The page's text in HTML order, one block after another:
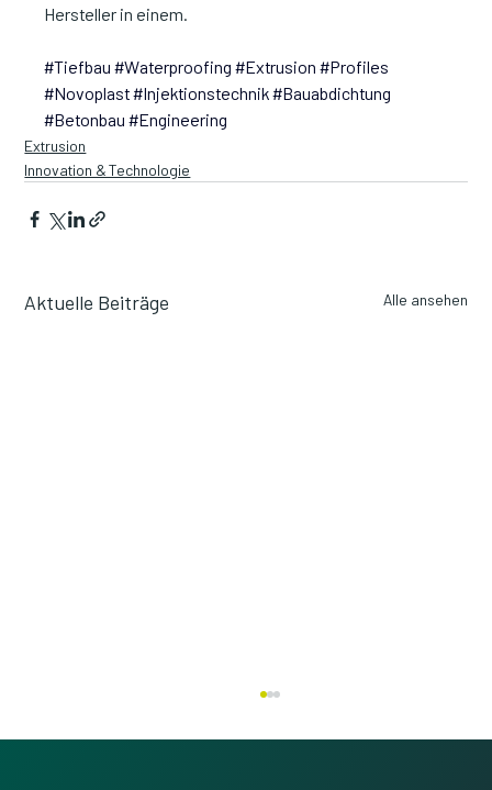
Hersteller in einem.
#Tiefbau #Waterproofing #Extrusion #Profiles
#Novoplast#Injektionstechnik#Bauabdichtung
#Betonbau #Engineering
Extrusion
Innovation & Technologie
Aktuelle Beiträge Alle ansehen